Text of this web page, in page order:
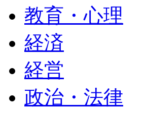
教育・心理
経済
経営
政治・法律